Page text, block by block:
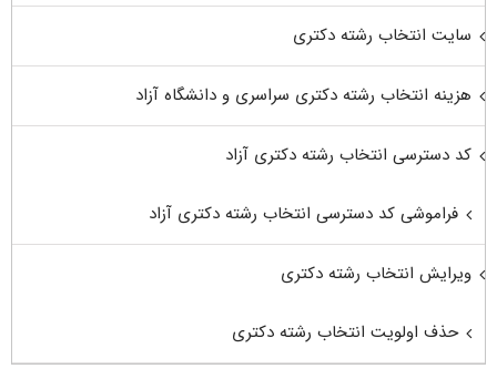
سایت انتخاب رشته دکتری
هزینه انتخاب رشته دکتری سراسری و دانشگاه آزاد
کد دسترسی انتخاب رشته دکتری آزاد
فراموشی کد دسترسی انتخاب رشته دکتری آزاد
ویرایش انتخاب رشته دکتری
حذف اولویت انتخاب رشته دکتری